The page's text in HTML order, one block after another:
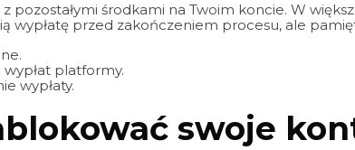
pozostałymi środkami na Twoim koncie. W
wypłatę przed zakończeniem procesu, ale
platformy.
wypłaty.
swoje